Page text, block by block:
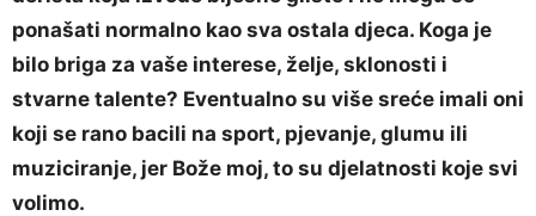
ponašati normalno kao sva ostala djeca. Koga je
bilo briga za vaše interese, želje, sklonosti i
stvarne talente? Eventualno su više sreće imali oni
koji se rano bacili na sport, pjevanje, glumu ili
muziciranje, jer Bože moj, to su djelatnosti koje svi
volimo.